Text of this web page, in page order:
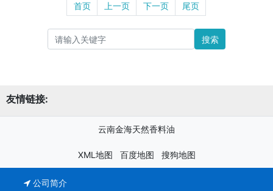
首页 上一页 下一页 尾页
搜索
友情链接:
云南金海天然香料油
XML地图 百度地图 搜狗地图
公司简介